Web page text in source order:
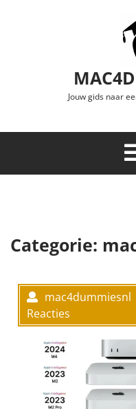
Jouw gids naar
Categorie:
mac4dummiesnl
Reacties